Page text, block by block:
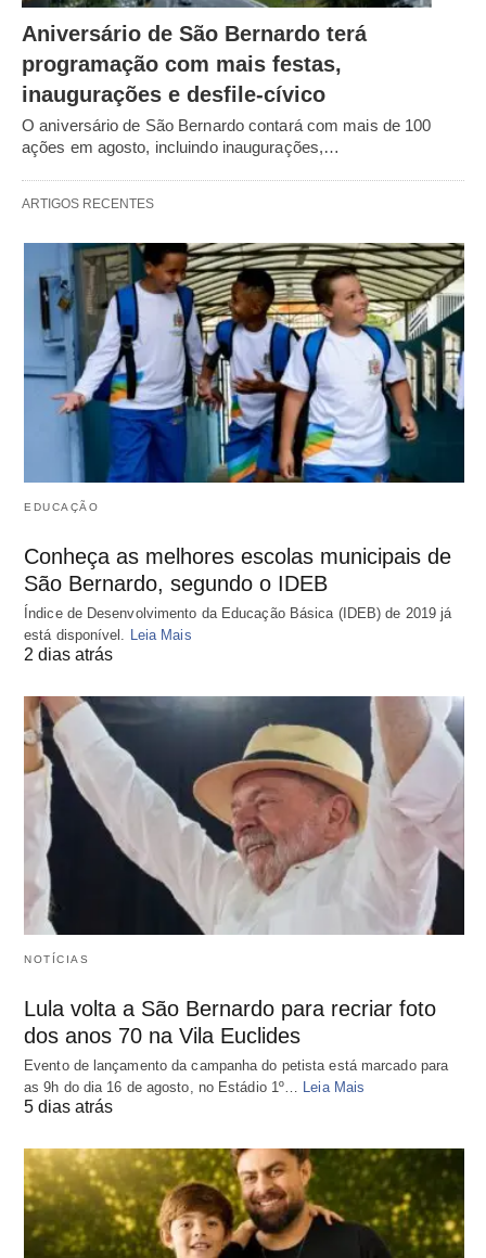
Aniversário de São Bernardo terá
programação com mais festas,
inaugurações e desfile-cívico
O aniversário de São Bernardo contará com mais de 100
ações em agosto, incluindo inaugurações,…
ARTIGOS RECENTES
EDUCAÇÃO
Conheça as melhores escolas municipais de
São Bernardo, segundo o IDEB
Índice de Desenvolvimento da Educação Básica (IDEB) de 2019 já
está disponível.
Leia Mais
2 dias atrás
NOTÍCIAS
Lula volta a São Bernardo para recriar foto
dos anos 70 na Vila Euclides
Evento de lançamento da campanha do petista está marcado para
as 9h do dia 16 de agosto, no Estádio 1º… Leia Mais
5 dias atrás